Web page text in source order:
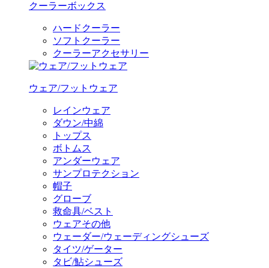
クーラーボックス
ハードクーラー
ソフトクーラー
クーラーアクセサリー
ウェア/フットウェア
レインウェア
ダウン/中綿
トップス
ボトムス
アンダーウェア
サンプロテクション
帽子
グローブ
救命具/ベスト
ウェアその他
ウェーダー/ウェーディングシューズ
タイツ/ゲーター
タビ/鮎シューズ